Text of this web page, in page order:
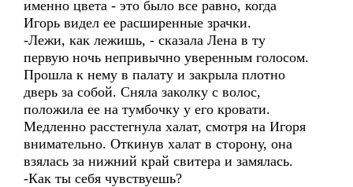
именно цвета - это было все равно, когда
Игорь видел ее расширенные зрачки.
-Лежи, как лежишь, - сказала Лена в ту
первую ночь непривычно уверенным голосом.
Прошла к нему в палату и закрыла плотно
дверь за собой. Сняла заколку с волос,
положила ее на тумбочку у его кровати.
Медленно расстегнула халат, смотря на Игоря
внимательно. Откинув халат в сторону, она
взялась за нижний край свитера и замялась.
-Как ты себя чувствуешь?